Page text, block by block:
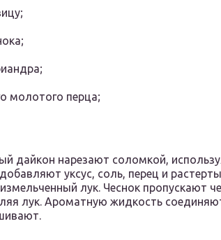
молотого перца;
дайкон нарезают соломкой,
уксус, соль, перец и
лук. Чеснок пропускают
лук. Ароматную жидкость